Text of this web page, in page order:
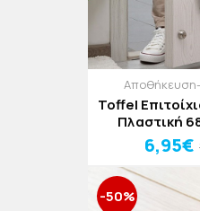
Toffel
Πλαστική
6,95€
-50%